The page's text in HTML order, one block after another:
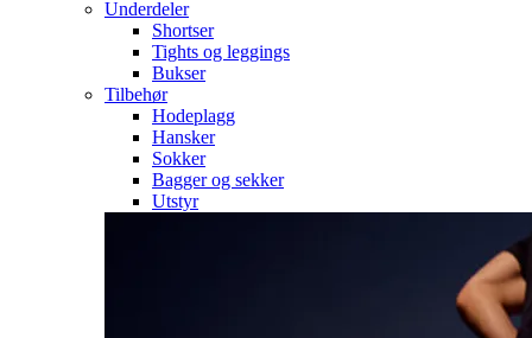
Underdeler
Shortser
Tights og leggings
Bukser
Tilbehør
Hodeplagg
Hansker
Sokker
Bagger og sekker
Utstyr